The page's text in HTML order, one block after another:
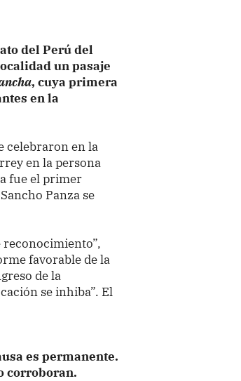
del Perú del
un pasaje
, cuya primera
en la
celebraron en la
en la persona
fue el primer
Panza se
reconocimiento”,
favorable de la
de la
se inhiba”. El
es permanente.
corroboran.